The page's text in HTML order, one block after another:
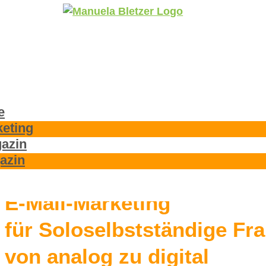
E-Mail-Marketing
für Soloselbstständige
von analog zu digital